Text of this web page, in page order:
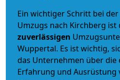
Ein wichtiger Schritt bei
Umzugs nach Kirchberg ist
zuverlässigen
Wuppertal. Es ist wichtig,
das Unternehmen über
Erfahrung und Ausrüstung